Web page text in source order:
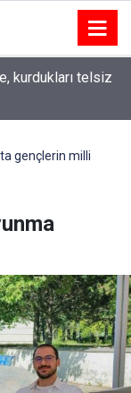
kurdukları telsiz
kaybetti
gençlerin milli